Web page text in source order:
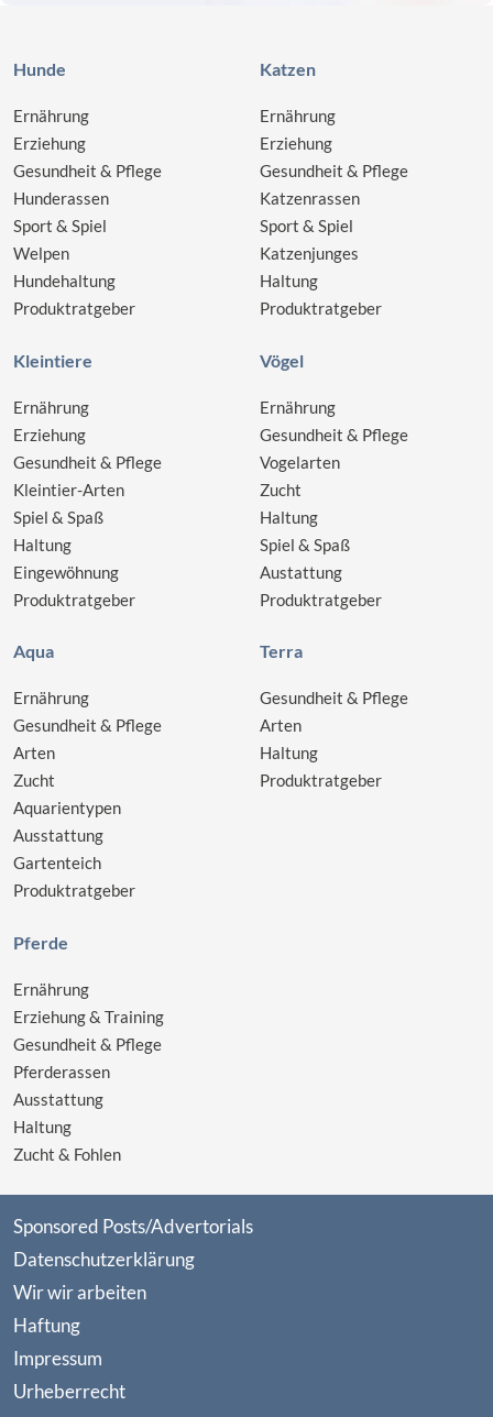
Hunde
Ernährung
Erziehung
Gesundheit & Pflege
Hunderassen
Sport & Spiel
Welpen
Hundehaltung
Produktratgeber
Katzen
Ernährung
Erziehung
Gesundheit & Pflege
Katzenrassen
Sport & Spiel
Katzenjunges
Haltung
Produktratgeber
Kleintiere
Ernährung
Erziehung
Gesundheit & Pflege
Kleintier-Arten
Spiel & Spaß
Haltung
Eingewöhnung
Produktratgeber
Vögel
Ernährung
Gesundheit & Pflege
Vogelarten
Zucht
Haltung
Spiel & Spaß
Austattung
Produktratgeber
Aqua
Ernährung
Gesundheit & Pflege
Arten
Zucht
Aquarientypen
Ausstattung
Gartenteich
Produktratgeber
Terra
Gesundheit & Pflege
Arten
Haltung
Produktratgeber
Pferde
Ernährung
Erziehung & Training
Gesundheit & Pflege
Pferderassen
Ausstattung
Haltung
Zucht & Fohlen
Sponsored Posts/Advertorials
Datenschutzerklärung
Wir wir arbeiten
Haftung
Impressum
Urheberrecht